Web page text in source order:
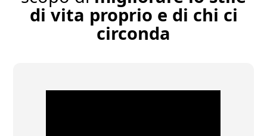
di vita proprio e di chi ci
circonda